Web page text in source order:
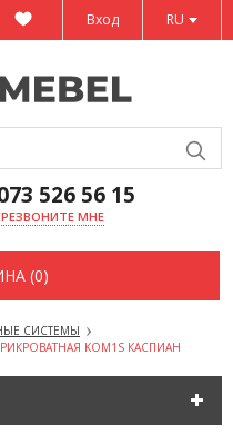
RU
Вход
526 56 15
МНЕ
(0)
СИСТЕМЫ
KOM1S КАСПИАН